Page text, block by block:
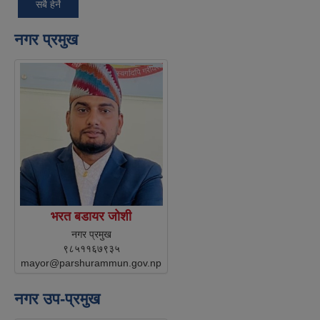
सबै हेर्ने
नगर प्रमुख
भरत बडायर जोशी
नगर प्रमुख
९८५११६७९३५
mayor@parshurammun.gov.np
नगर उप-प्रमुख